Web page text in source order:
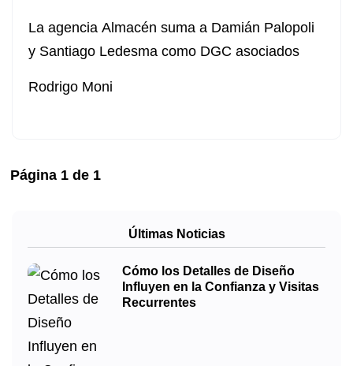
La agencia Almacén suma a Damián Palopoli
y Santiago Ledesma como DGC asociados
Rodrigo Moni
Página 1 de 1
Últimas Noticias
Cómo los Detalles de Diseño
Influyen en la Confianza y Visitas
Recurrentes